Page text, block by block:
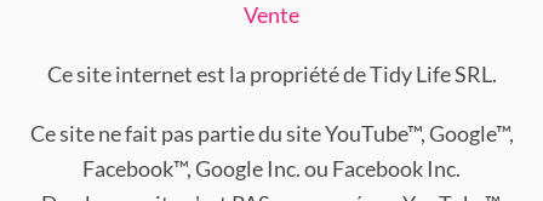
Vente
Ce site internet est la propriété de Tidy Life SRL.
Ce site ne fait pas partie du site YouTube™, Google™,
Facebook™, Google Inc. ou Facebook Inc.